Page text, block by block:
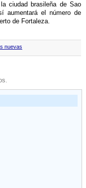
ciudad brasileña de Sao
aumentará el número de
de Fortaleza.
nuevas